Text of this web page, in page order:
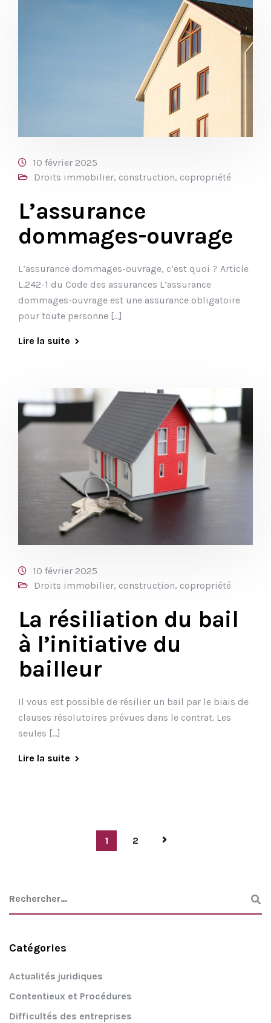
10 février 2025
Droits immobilier, construction, copropriété
L’assurance
dommages-ouvrage
L’assurance dommages-ouvrage, c’est quoi ? Article
L.242-1 du Code des assurances L’assurance
dommages-ouvrage est une assurance obligatoire
pour toute personne […]
Lire la suite
10 février 2025
Droits immobilier, construction, copropriété
La résiliation du bail
à l’initiative du
bailleur
Il vous est possible de résilier un bail par le biais de
clauses résolutoires prévues dans le contrat. Les
seules […]
Lire la suite
1 2
Catégories
Actualités juridiques
Contentieux et Procédures
Difficultés des entreprises